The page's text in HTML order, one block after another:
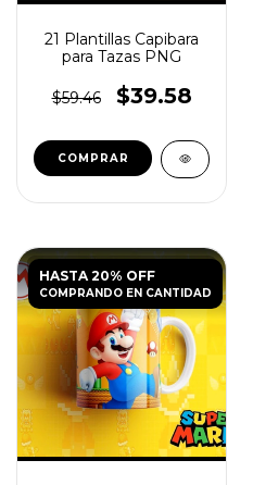
21 Plantillas Capibara
para Tazas PNG
$59.46 $39.58
HASTA 20% OFF
COMPRANDO EN CANTIDAD